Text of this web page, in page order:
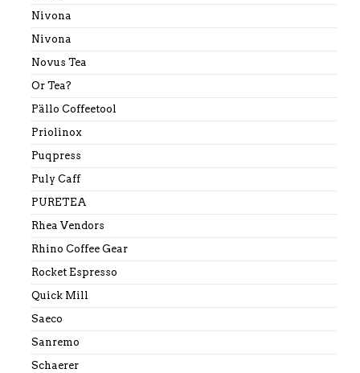
Nivona
Nivona
Novus Tea
Or Tea?
Pällo Coffeetool
Priolinox
Puqpress
Puly Caff
PURETEA
Rhea Vendors
Rhino Coffee Gear
Rocket Espresso
Quick Mill
Saeco
Sanremo
Schaerer